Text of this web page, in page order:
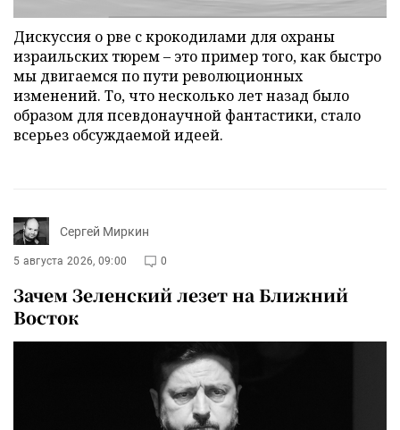
Дискуссия о рве с крокодилами для охраны
израильских тюрем – это пример того, как быстро
мы двигаемся по пути революционных
изменений. То, что несколько лет назад было
образом для псевдонаучной фантастики, стало
всерьез обсуждаемой идеей.
Сергей Миркин
5 августа 2026, 09:00 0
Зачем Зеленский лезет на Ближний
Восток